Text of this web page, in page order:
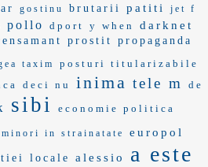
gostinu brutarii patiti jet f
pollo dport y when darknet
prostit propaganda
taxim
posturi titularizabile
deci nu inima tele m
de
sibi economie politica
minori in strainatate europol
locale alessio a este